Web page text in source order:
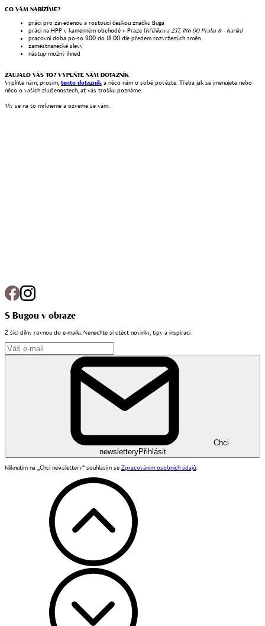
CO VÁM NABÍZÍME?
práci pro zavedenou a rostoucí českou značku Buga
práci na HPP v kamenném obchodě v Praze (Křižíkova 237, 186 00 Praha 8 - Karlín)
pracovní doba po-so 9.00 do 18.00 dle předem rozvržených směn
zaměstnanecké slevy
nástup možný ihned
ZAUJALO VÁS TO? VYPLŇTE NÁM DOTAZNÍK
Vyplňte nám, prosím, tento dotazník a něco nám o sobě povězte. Třeba jak se jmenujete nebo
něco o vašich zkušenostech, ať vás trošku poznáme.
My se na to mrkneme a ozveme se vám.
S Bugou v obraze
Z šicí dílny rovnou do e-mailu. Nenechte si utéct novinky, tipy a inspiraci
Chci
newsletteryPřihlásit
Kliknutím na „Chci newslettery“ souhlasím se Zpracováním osobních údajů.